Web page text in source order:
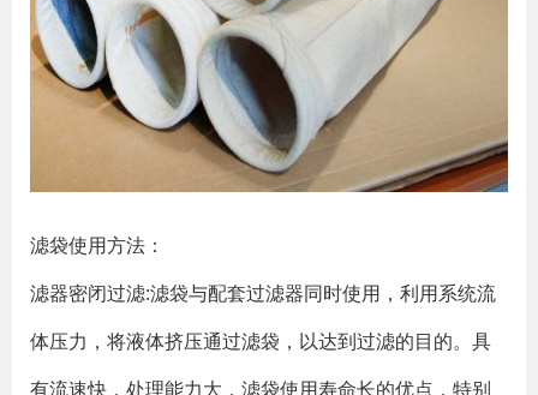
滤袋使用方法：
滤器密闭过滤:滤袋与配套过滤器同时使用，利用系统流
体压力，将液体挤压通过滤袋，以达到过滤的目的。具
有流速快，处理能力大，滤袋使用寿命长的优点，特别